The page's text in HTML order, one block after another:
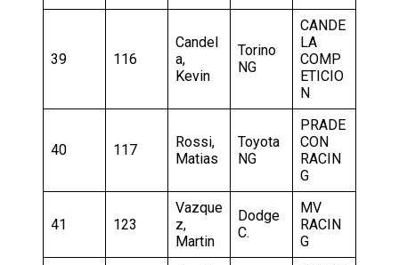
39 116
Candel
a,
Kevin
Torino
NG
CANDE
LA
COMP
ETICIO
N
40 117
Rossi,
Matias
Toyota
NG
PRADE
CON
RACIN
G
41 123
Vazque
z,
Martin
Dodge
C.
MV
RACIN
G